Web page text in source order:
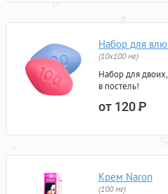
Набор для
(10х100 мг)
Набор для двоих,
в постель!
от 120Р
Крем Naron
(100 мг)